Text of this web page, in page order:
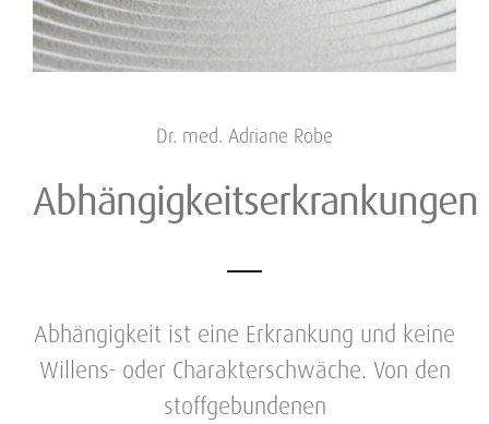
Dr. med. Adriane Röbe
Abhängigkeitserkrankungen
Abhängigkeit ist eine Erkrankung und keine
Willens- oder Charakterschwäche. Von den
stoffgebundenen